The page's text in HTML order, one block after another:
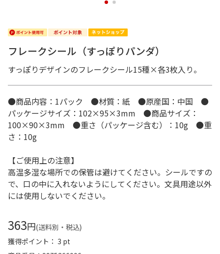
1 2
フレークシール（すっぽりパンダ）
すっぽりデザインのフレークシール15種×各3枚入り。
●商品内容：1パック ●材質：紙 ●原産国：中国 ●
パッケージサイズ：102×95×3mm ●商品サイズ：
100×90×3mm ●重さ（パッケージ含む）：10g ●重
さ：10g
【ご使用上の注意】
高温多湿な場所での保管は避けてください。シールですの
で、口の中に入れないようにしてください。文具用途以外
には使用しないでください。
363円(送料別・税込)
獲得ポイント： 3 pt